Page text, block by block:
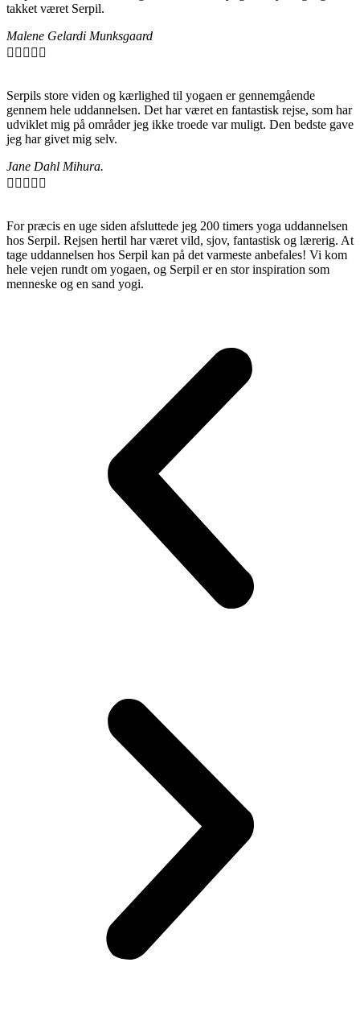
takket været Serpil.
Malene Gelardi Munksgaard
    
Serpils store viden og kærlighed til yogaen er gennemgående
gennem hele uddannelsen. Det har været en fantastisk rejse, som har
udviklet mig på områder jeg ikke troede var muligt. Den bedste gave
jeg har givet mig selv.
Jane Dahl Mihura.
    
For præcis en uge siden afsluttede jeg 200 timers yoga uddannelsen
hos Serpil. Rejsen hertil har været vild, sjov, fantastisk og lærerig. At
tage uddannelsen hos Serpil kan på det varmeste anbefales! Vi kom
hele vejen rundt om yogaen, og Serpil er en stor inspiration som
menneske og en sand yogi.